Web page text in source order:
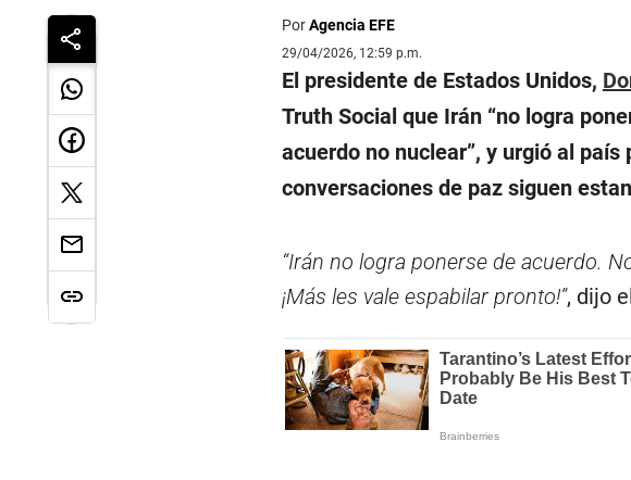
PorAgencia EFE
29/04/2026, 12:59 p.m.
El presidente de Estados Unidos,
Truth Social que Irán “no logra
acuerdo no nuclear”, y urgió al
conversaciones de paz siguen
“Irán no logra ponerse de acuerdo.
¡Más les vale espabilar pronto!”, dijo